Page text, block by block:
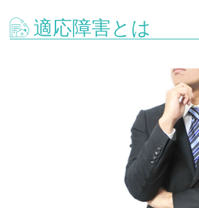
適応障害とは